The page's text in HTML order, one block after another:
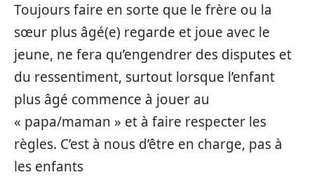
Toujours faire en sorte que le frère ou la
sœur plus âgé(e) regarde et joue avec le
jeune, ne fera qu’engendrer des disputes et
du ressentiment, surtout lorsque l’enfant
plus âgé commence à jouer au
« papa/maman » et à faire respecter les
règles. C’est à nous d’être en charge, pas à
les enfants